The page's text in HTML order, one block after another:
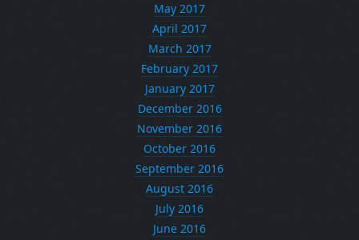
May 2017
April 2017
March 2017
February 2017
January 2017
December 2016
November 2016
October 2016
September 2016
August 2016
July 2016
June 2016